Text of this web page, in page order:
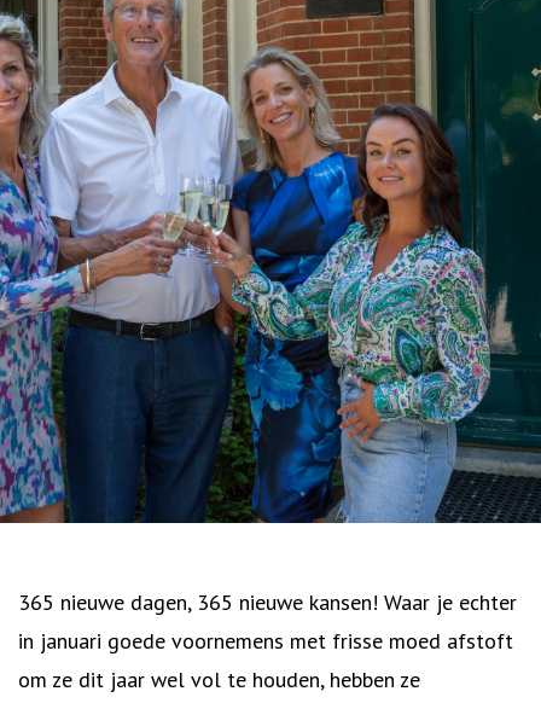
365 nieuwe dagen, 365 nieuwe kansen! Waar je echter
in januari goede voornemens met frisse moed afstoft
om ze dit jaar wel vol te houden, hebben ze